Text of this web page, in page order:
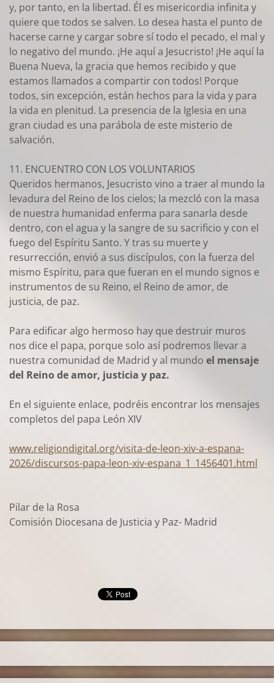
y, por tanto, en la libertad. Él es misericordia infinita y
quiere que todos se salven. Lo desea hasta el punto de
hacerse carne y cargar sobre sí todo el pecado, el mal y
lo negativo del mundo. ¡He aquí a Jesucristo! ¡He aquí la
Buena Nueva, la gracia que hemos recibido y que
estamos llamados a compartir con todos! Porque
todos, sin excepción, están hechos para la vida y para
la vida en plenitud. La presencia de la Iglesia en una
gran ciudad es una parábola de este misterio de
salvación.
11. ENCUENTRO CON LOS VOLUNTARIOS
Queridos hermanos, Jesucristo vino a traer al mundo la
levadura del Reino de los cielos; la mezcló con la masa
de nuestra humanidad enferma para sanarla desde
dentro, con el agua y la sangre de su sacrificio y con el
fuego del Espíritu Santo. Y tras su muerte y
resurrección, envió a sus discípulos, con la fuerza del
mismo Espíritu, para que fueran en el mundo signos e
instrumentos de su Reino, el Reino de amor, de
justicia, de paz.
Para edificar algo hermoso hay que destruir muros
nos dice el papa, porque solo así podremos llevar a
nuestra comunidad de Madrid y al mundo el mensaje
del Reino de amor, justicia y paz.
En el siguiente enlace, podréis encontrar los mensajes
completos del papa León XIV
www.religiondigital.org/visita-de-leon-xiv-a-espana-
2026/discursos-papa-leon-xiv-espana_1_1456401.html
Pilar de la Rosa
Comisión Diocesana de Justicia y Paz- Madrid